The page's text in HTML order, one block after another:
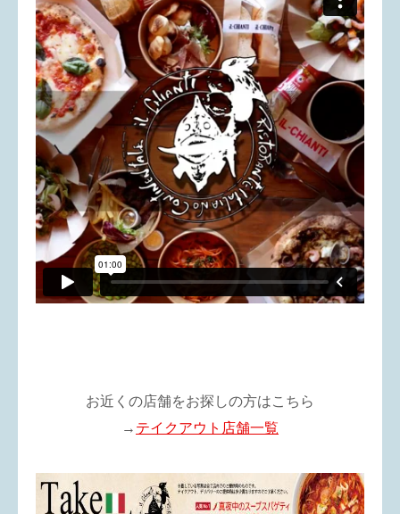
お近くの店舗をお探しの方はこちら
→ テイクアウト店舗一覧